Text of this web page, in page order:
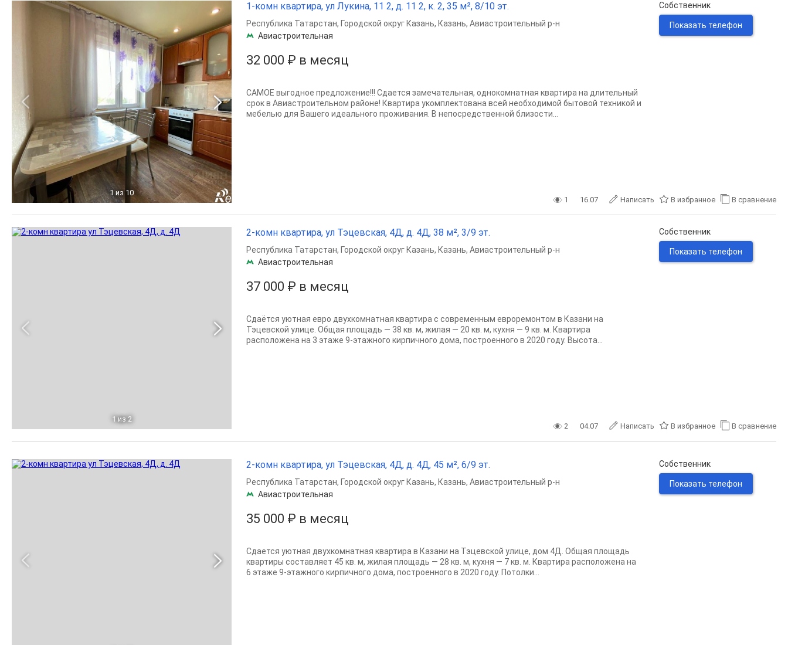
1 из 10
1-комн квартира, ул Лукина, 11 2, д. 11 2, к. 2, 35 м², 8/10 эт.
32 000 ₽ в месяц
Республика Татарстан, Городской округ Казань, Казань, Авиастроительный р-н
Авиастроительная
САМОЕ выгодное предложение!!! Сдается замечательная, однокомнатная квартира на длительный
срок в Авиастроительном районе! Квартира укомплектована всей необходимой бытовой техникой и
мебелью для Вашего идеального проживания. В непосредственной близости...
Собственник
Показать телефон
1 16.07 Написать В избранное В сравнение
1 из 2
2-комн квартира, ул Тэцевская, 4Д, д. 4Д, 38 м², 3/9 эт.
37 000 ₽ в месяц
Республика Татарстан, Городской округ Казань, Казань, Авиастроительный р-н
Авиастроительная
Сдаётся уютная евро двухкомнатная квартира с современным евроремонтом в Казани на
Тэцевской улице. Общая площадь — 38 кв. м, жилая — 20 кв. м, кухня — 9 кв. м. Квартира
расположена на 3 этаже 9-этажного кирпичного дома, построенного в 2020 году. Высота...
Собственник
Показать телефон
2 04.07 Написать В избранное В сравнение
2-комн квартира, ул Тэцевская, 4Д, д. 4Д, 45 м², 6/9 эт.
35 000 ₽ в месяц
Республика Татарстан, Городской округ Казань, Казань, Авиастроительный р-н
Авиастроительная
Сдается уютная двухкомнатная квартира в Казани на Тэцевской улице, дом 4Д. Общая площадь
квартиры составляет 45 кв. м, жилая площадь — 28 кв. м, кухня — 7 кв. м. Квартира расположена на
6 этаже 9-этажного кирпичного дома, построенного в 2020 году. Потолки...
Собственник
Показать телефон